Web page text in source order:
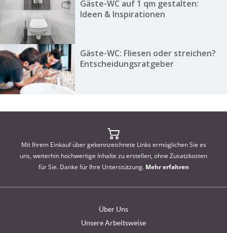
Gäste-WC auf 1 qm gestalten:
Ideen & Inspirationen
Gäste-WC: Fliesen oder streichen?
Entscheidungsratgeber
Mit Ihrem Einkauf über gekennzeichnete Links ermöglichen Sie es
uns, weiterhin hochwertige Inhalte zu erstellen, ohne Zusatzkosten
für Sie. Danke für Ihre Unterstützung. Mehr erfahren
Über Uns
Unsere Arbeitsweise